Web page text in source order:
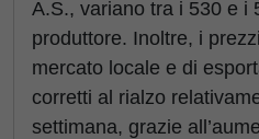
A.S., variano tra i 530 e i
produttore. Inoltre, i
mercato locale e di
corretti al rialzo
settimana, grazie